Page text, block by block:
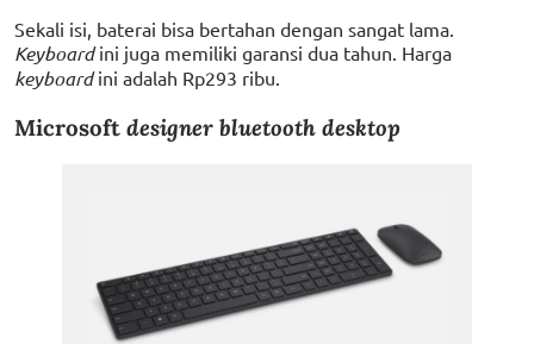
Sekali isi, baterai bisa bertahan dengan sangat lama.
Keyboardini juga memiliki garansi dua tahun. Harga
keyboardini adalah Rp293 ribu.
Microsoft designer bluetooth desktop